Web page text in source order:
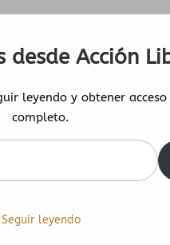
desde Acción
leyendo y obtener
completo.
Seguir leyendo